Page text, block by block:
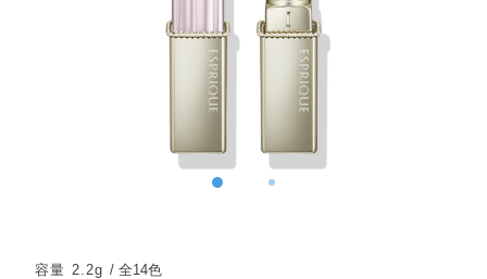
容量 2.2g 全14色